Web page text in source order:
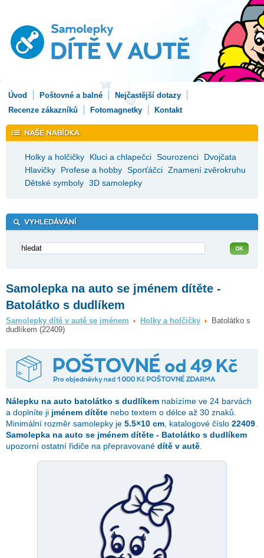
Úvod Poštovné a balné
Nejčastější dotazy
Recenze zákazníků
Fotomagnetky Kontakt
Holky a holčičky Kluci a chlapečci Sourozenci
Dvojčata
Hlavičky
Profese a hobby Sporťáčci Znamení zvěrokruhu
Dětské symboly 3D samolepky
Samolepka na auto se jménem dítěte -
Batolátko s dudlíkem
Samolepky dítě v autě se jménem Holky a holčičky
Batolátko s
dudlíkem (22409)
Nálepku na auto batolátko s dudlíkem nabízíme ve 24 barvách
a doplníte ji jménem dítěte nebo textem o délce až 30 znaků.
Minimální rozměr samolepky je 5.5×10 cm , katalogové číslo 22409
Samolepka na auto se jménem dítěte - Batolátko s dudlíkem
upozorní ostatní řidiče na přepravované dítě v autě